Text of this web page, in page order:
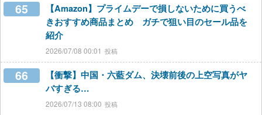
65
【Amazon】プライムデーで損しないために買うべ
きおすすめ商品まとめ ガチで狙い目のセール品を
紹介
2026/07/08 00:01
66
【衝撃】中国・六藍ダム、決壊前後の上空写真がヤ
バすぎる…
2026/07/13 08:00